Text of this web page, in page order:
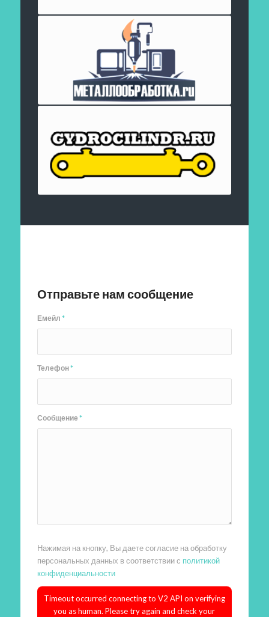
Отправьте нам сообщение
Емейл*
Телефон*
Сообщение*
Нажимая на кнопку, Вы даете согласие на обработку
персональных данных в соответствии с политикой
конфиденциальности
Timeout occurred connecting to V2 API on verifying
you as human. Please try again and check your